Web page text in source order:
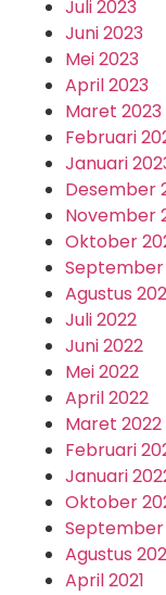
Juli 2023
Juni 2023
Mei 2023
April 2023
Maret 2023
Februari
Januari
Desember
November
Oktober
September
Agustus
Juli 2022
Juni 2022
Mei 2022
April 2022
Maret 2022
Februari
Januari
Oktober
September
Agustus
April 2021